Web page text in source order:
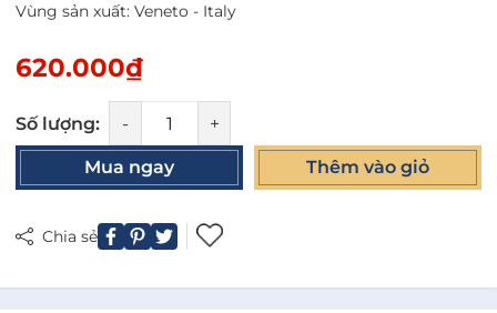
Vùng sản xuất: Veneto - Italy
620.000₫
Số lượng: - +
Mua ngay Thêm vào giỏ
Chia sẻ